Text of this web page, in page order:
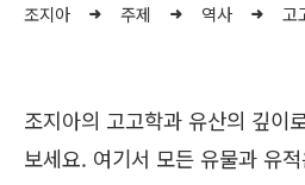
조지아 주제 역사 고
조지아의 고고학과 유산의 깊이
보세요. 여기서 모든 유물과 유